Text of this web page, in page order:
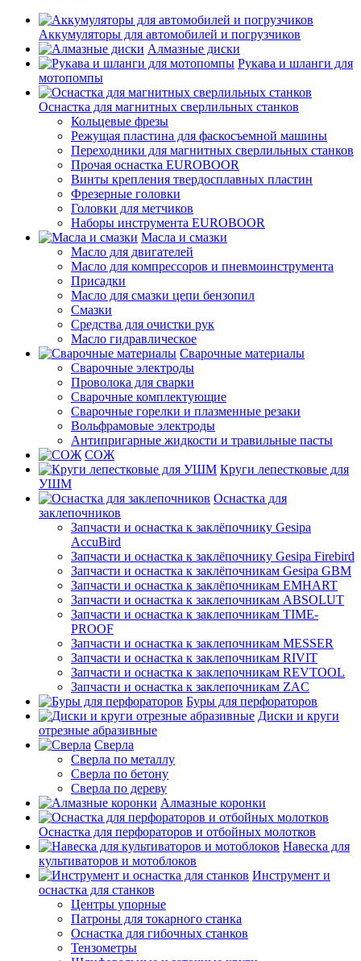
Аккумуляторы для автомобилей и погрузчиков
Алмазные диски
Рукава и шланги для
мотопомпы
Оснастка для магнитных сверлильных станков
Кольцевые фрезы
Режущая пластина для фаскосъемной машины
Переходники для магнитных сверлильных станков
Прочая оснастка EUROBOOR
Винты крепления твердосплавных пластин
Фрезерные головки
Головки для метчиков
Наборы инструмента EUROBOOR
Масла и смазки
Масло для двигателей
Масло для компрессоров и пневмоинструмента
Присадки
Масло для смазки цепи бензопил
Смазки
Средства для очистки рук
Масло гидравлическое
Сварочные материалы
Сварочные электроды
Проволока для сварки
Сварочные комплектующие
Сварочные горелки и плазменные резаки
Вольфрамовые электроды
Антипригарные жидкости и травильные пасты
СОЖ
Круги лепестковые для
УШМ
Оснастка для
заклепочников
Запчасти и оснастка к заклёпочнику Gesipa
AccuBird
Запчасти и оснастка к заклёпочнику Gesipa Firebird
Запчасти и оснастка к заклёпочникам Gesipa GBM
Запчасти и оснастка к заклёпочникам EMHART
Запчасти и оснастка к заклепочникам ABSOLUT
Запчасти и оснастка к заклепочникам TIME-
PROOF
Запчасти и оснастка к заклепочникам MESSER
Запчасти и оснастка к заклепочникам RIVIT
Запчасти и оснастка к заклепочникам REVTOOL
Запчасти и оснастка к заклепочникам ZAC
Буры для перфораторов
Диски и круги
отрезные абразивные
Сверла
Сверла по металлу
Сверла по бетону
Сверла по дереву
Алмазные коронки
Оснастка для перфораторов и отбойных молотков
Навеска для
культиваторов и мотоблоков
Инструмент и
оснастка для станков
Центры упорные
Патроны для токарного станка
Оснастка для гибочных станков
Тензометры